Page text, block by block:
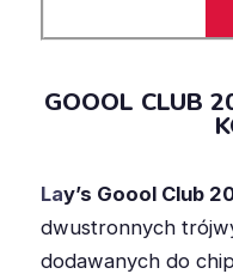
GOOOL CLUB
Lay’s Goool Club
dwustronnych
dodawanych do